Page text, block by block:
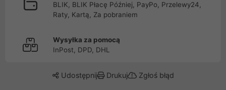
BLIK, BLIK Płacę Później, PayPo, Przelewy24,
Raty, Kartą, Za pobraniem
Wysyłka za pomocą
InPost, DPD, DHL
Udostępnij Drukuj Zgłoś błąd